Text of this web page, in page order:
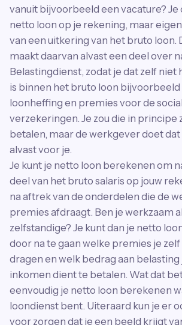
vanuit bijvoorbeeld een vacature?
netto loon op je rekening, maar
van een uitkering van het bruto loon.
maakt daarvan alvast een deel over
Belastingdienst, zodat je dat zelf niet
is binnen het bruto loon bijvoorbeeld
loonheffing en premies voor de
verzekeringen. Je zou die in principe
betalen, maar de werkgever doet
alvast voor je.
Je kunt je netto loon berekenen om
deel van het bruto salaris op jouw
na aftrek van de onderdelen die de
premies afdraagt. Ben je werkzaam
zelfstandige? Je kunt dan je netto
door na te gaan welke premies je
dragen en welk bedrag aan belasting
inkomen dient te betalen. Wat dat
eenvoudig je netto loon berekenen
loondienst bent. Uiteraard kun je er
voor zorgen dat je een beeld krijgt